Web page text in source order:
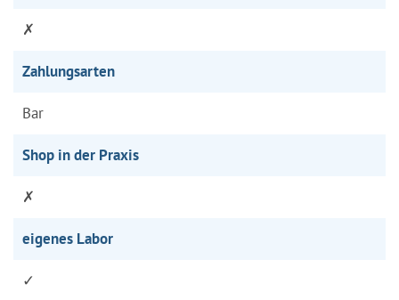
✗
Zahlungsarten
Bar
Shop in der Praxis
✗
eigenes Labor
✓